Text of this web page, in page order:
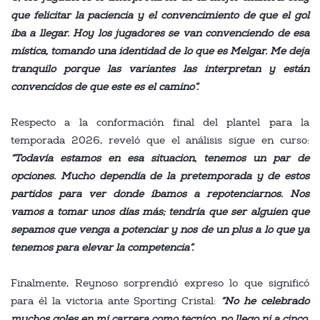
que felicitar la paciencia y el convencimiento de que el gol
iba a llegar. Hoy los jugadores se van convenciendo de esa
mística, tomando una identidad de lo que es Melgar. Me deja
tranquilo porque las variantes las interpretan y están
convencidos de que este es el camino”.
Respecto a la conformación final del plantel para la
temporada 2026, reveló que el análisis sigue en curso:
“Todavía estamos en esa situación, tenemos un par de
opciones. Mucho dependía de la pretemporada y de estos
partidos para ver dónde íbamos a repotenciarnos. Nos
vamos a tomar unos días más; tendría que ser alguien que
sepamos que venga a potenciar y nos dé un plus a lo que ya
tenemos para elevar la competencia”.
Finalmente, Reynoso sorprendió expreso lo que significó
para él la victoria ante Sporting Cristal: “No he celebrado